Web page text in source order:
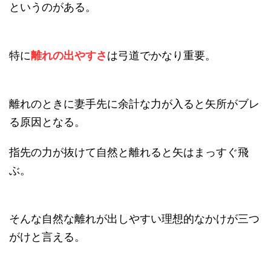
というのがある。
特に離れの出やすさは弓道でかなり重要。
離れのときに妻手先に余計な力が入ると矢所がブレ
る原因となる。
指先の力が抜けて自然と離れると矢はまっすぐ飛
ぶ。
そんな自然な離れが出しやすい理想的なかけが三つ
がけと言える。